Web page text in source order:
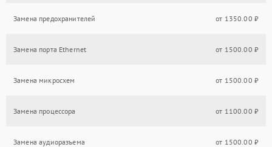
Замена предохранителей от 1350.00 ₽
Замена порта Ethernet от 1500.00 ₽
Замена микросхем от 1500.00 ₽
Замена процессора от 1100.00 ₽
Замена аудиоразъема от 1500.00 ₽